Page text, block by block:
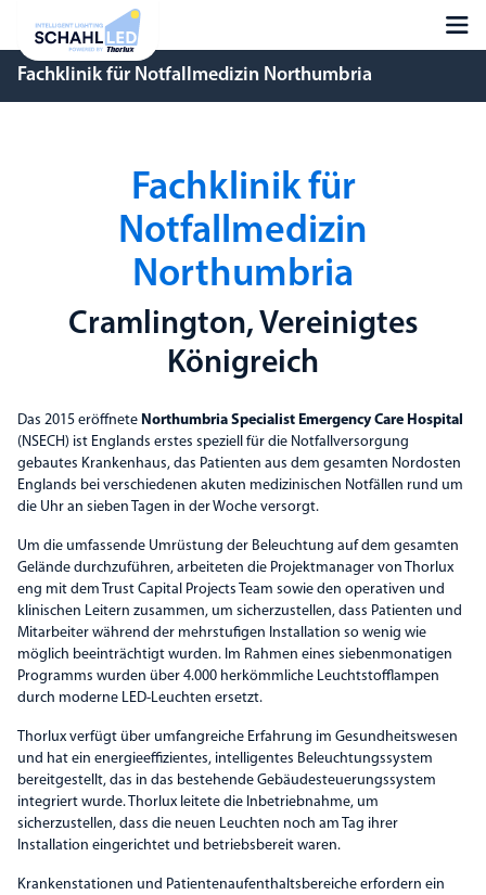
Fachklinik für Notfallmedizin Northumbria
Fachklinik für
Notfallmedizin
Northumbria
Cramlington, Vereinigtes
Königreich
Das 2015 eröffnete Northumbria Specialist Emergency Care Hospital
(NSECH) ist Englands erstes speziell für die Notfallversorgung
gebautes Krankenhaus, das Patienten aus dem gesamten Nordosten
Englands bei verschiedenen akuten medizinischen Notfällen rund um
die Uhr an sieben Tagen in der Woche versorgt.
Um die umfassende Umrüstung der Beleuchtung auf dem gesamten
Gelände durchzuführen, arbeiteten die Projektmanager von Thorlux
eng mit dem Trust Capital Projects Team sowie den operativen und
klinischen Leitern zusammen, um sicherzustellen, dass Patienten und
Mitarbeiter während der mehrstufigen Installation so wenig wie
möglich beeinträchtigt wurden. Im Rahmen eines siebenmonatigen
Programms wurden über 4.000 herkömmliche Leuchtstofflampen
durch moderne LED-Leuchten ersetzt.
Thorlux verfügt über umfangreiche Erfahrung im Gesundheitswesen
und hat ein energieeffizientes, intelligentes Beleuchtungssystem
bereitgestellt, das in das bestehende Gebäudesteuerungssystem
integriert wurde. Thorlux leitete die Inbetriebnahme, um
sicherzustellen, dass die neuen Leuchten noch am Tag ihrer
Installation eingerichtet und betriebsbereit waren.
Krankenstationen und Patientenaufenthaltsbereiche erfordern ein